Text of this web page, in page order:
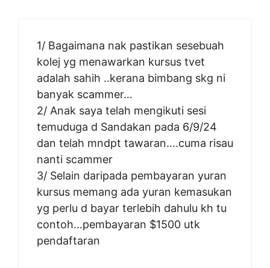
1/ Bagaimana nak pastikan sesebuah
kolej yg menawarkan kursus tvet
adalah sahih ..kerana bimbang skg ni
banyak scammer…
2/ Anak saya telah mengikuti sesi
temuduga d Sandakan pada 6/9/24
dan telah mndpt tawaran….cuma risau
nanti scammer
3/ Selain daripada pembayaran yuran
kursus memang ada yuran kemasukan
yg perlu d bayar terlebih dahulu kh tu
contoh…pembayaran $1500 utk
pendaftaran